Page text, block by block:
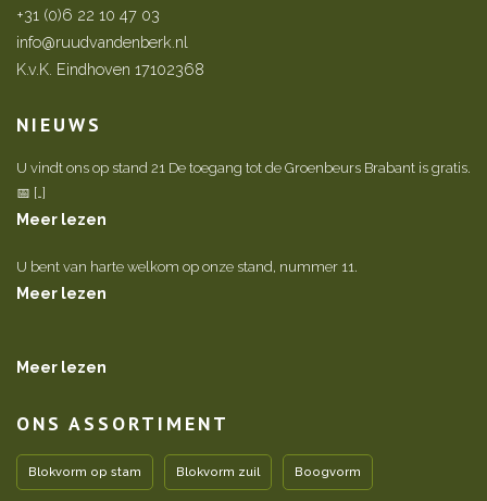
+31 (0)6 22 10 47 03
info@ruudvandenberk.nl
K.v.K. Eindhoven 17102368
NIEUWS
U vindt ons op stand 21 De toegang tot de Groenbeurs Brabant is gratis.
📅 […]
Meer lezen
U bent van harte welkom op onze stand, nummer 11.
Meer lezen
Meer lezen
ONS ASSORTIMENT
Blokvorm op stam Blokvorm zuil Boogvorm